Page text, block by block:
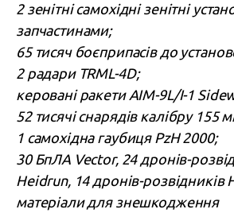
2 зенітні самохідні зенітні
запчастинами;
65 тисяч боєприпасів до
2 радари TRML-4D;
керовані ракети AIM-9L/I-1
52 тисячі снарядів калібру 155
1 самохідна гаубиця PzH 2000;
30 БпЛА Vector, 24 дронів-
Heidrun, 14 дронів-розвідників
матеріали для знешкодження